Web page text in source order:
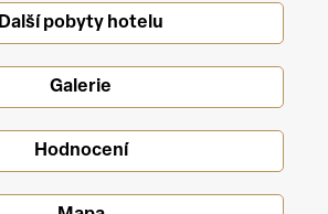
Další pobyty hotelu
Galerie
Hodnocení